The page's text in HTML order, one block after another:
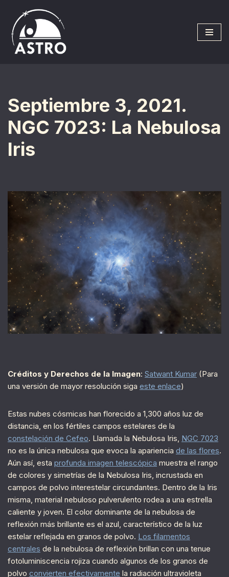
Saltar
al
contenido
Septiembre 3, 2021.
NGC 7023: La Nebulosa
Iris
Créditos y Derechos de la Imagen: Satwant Kumar (Para
una versión de mayor resolución siga este enlace)
Estas nubes cósmicas han florecido a 1,300 años luz de
distancia, en los fértiles campos estelares de la
constelación de Cefeo. Llamada la Nebulosa Iris, NGC 7023
no es la única nebulosa que evoca la apariencia de las flores.
Aún así, esta profunda imagen telescópica muestra el rango
de colores y simetrías de la Nebulosa Iris, incrustada en
campos de polvo interestelar circundantes. Dentro de la Iris
misma, material nebuloso pulverulento rodea a una estrella
caliente y joven. El color dominante de la nebulosa de
reflexión más brillante es el azul, característico de la luz
estelar reflejada en granos de polvo. Los filamentos
centrales de la nebulosa de reflexión brillan con una tenue
fotoluminiscencia rojiza cuando algunos de los granos de
polvo convierten efectivamente la radiación ultravioleta